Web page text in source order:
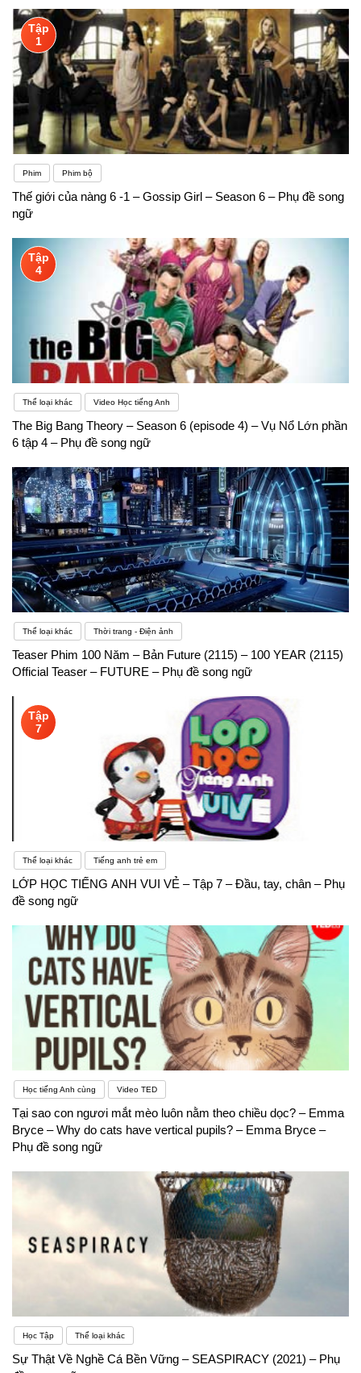
Tập
1
Phim Phim bộ
Thế giới của nàng 6 -1 – Gossip Girl – Season 6 – Phụ đề song
ngữ
Tập
4
Thể loại khác Video Học tiếng Anh
The Big Bang Theory – Season 6 (episode 4) – Vụ Nổ Lớn phần
6 tập 4 – Phụ đề song ngữ
Thể loại khác Thời trang - Điện ảnh
Teaser Phim 100 Năm – Bản Future (2115) – 100 YEAR (2115)
Official Teaser – FUTURE – Phụ đề song ngữ
Tập
7
Thể loại khác Tiếng anh trẻ em
LỚP HỌC TIẾNG ANH VUI VẺ – Tập 7 – Đầu, tay, chân – Phụ
đề song ngữ
Học tiếng Anh cùng Video TED
Tại sao con ngươi mắt mèo luôn nằm theo chiều dọc? – Emma
Bryce – Why do cats have vertical pupils? – Emma Bryce –
Phụ đề song ngữ
Học Tập Thể loại khác
Sự Thật Về Nghề Cá Bền Vững – SEASPIRACY (2021) – Phụ